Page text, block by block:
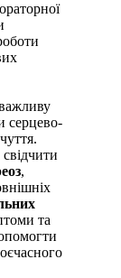
серцево-
,
та